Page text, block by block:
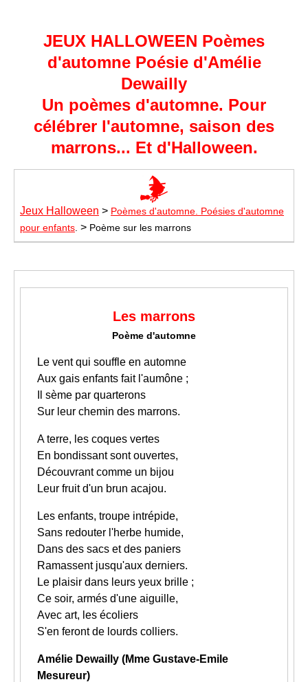
JEUX HALLOWEEN Poèmes
d'automne Poésie d'Amélie
Dewailly
Un poèmes d'automne. Pour
célébrer l'automne, saison des
marrons... Et d'Halloween.
Jeux Halloween > Poèmes d'automne. Poésies d'automne
pour enfants > Poème sur les marrons
Les marrons
Poème d'automne
Le vent qui souffle en automne
Aux gais enfants fait l'aumône ;
Il sème par quarterons
Sur leur chemin des marrons.
A terre, les coques vertes
En bondissant sont ouvertes,
Découvrant comme un bijou
Leur fruit d'un brun acajou.
Les enfants, troupe intrépide,
Sans redouter l'herbe humide,
Dans des sacs et des paniers
Ramassent jusqu'aux derniers.
Le plaisir dans leurs yeux brille ;
Ce soir, armés d'une aiguille,
Avec art, les écoliers
S'en feront de lourds colliers.
Amélie Dewailly (Mme Gustave-Emile
Mesureur)